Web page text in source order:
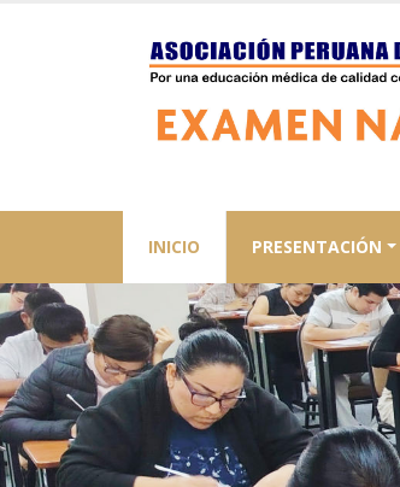
INICIO PRESENTACIÓN